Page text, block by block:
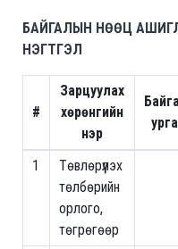
БАЙГАЛЫН НӨӨЦ
НЭГТГЭЛ
#
Зарцуулах
хөрөнгийн
нэр
1
Төвлөрүүлэх
төлбөрийн
орлого,
төгрөгөөр